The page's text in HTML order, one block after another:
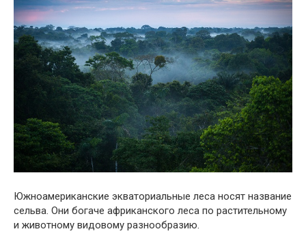
Южноамериканские экваториальные леса носят название
сельва. Они богаче африканского леса по растительному
и животному видовому разнообразию.